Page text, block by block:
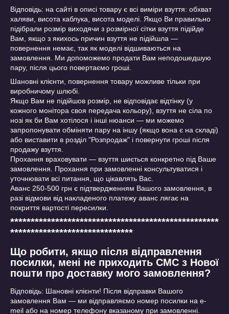
Відповідь: на сайті в описі товару є всі виміри взуття: обхват
халяви, висота каблука, висота моделі. Якщо Ви правильно
підібрали розмір виходячи з розмірної сітки взуття підійде
Вам, якщо з якихось причин взуття не підійшла ―
повернення немає, так як моделі відшиваються на
замовлення. Ми допоможемо продати Вам неподошедшую
пару, після цього повертаємо гроші.
Шановні клієнти, повернення товару можливе тільки при
виробничому шлюбі.
Якщо Вам не підійшов розмір, не відповідає відтінку (у
кожного монітора своя передача кольору), взуття не сіла по
нозі як би Вам хотілося і інші нюанси ― ми можемо
запропонувати обміняти пару на іншу (якщо вона є на складі)
або виставити в розділ "Розпродаж" і повернути гроші після
продажу взуття.
Прохання враховувати ― взуття шиється конкретно під Ваше
замовлення. Прохання при замовленні консультуватися і
уточнювати всі питання, що цікавлять Вас.
Аванс 250-500 грн є підтвердженням Вашого замовлення, в
разі відмови від накладеного платежу аванс лягає на
покриття вартості пересилки.
***************************************************
******************************
Що робити, якщо після відправлення
посилки, мені не приходить СМС з Нової
пошти про доставку мого замовлення?
Відповідь: Шановні клієнти! Після відправки Вашого
замовлення Вам ― ми відправляємо номер посилки на e-
meil або на номер телефону вказаному при замовленні.